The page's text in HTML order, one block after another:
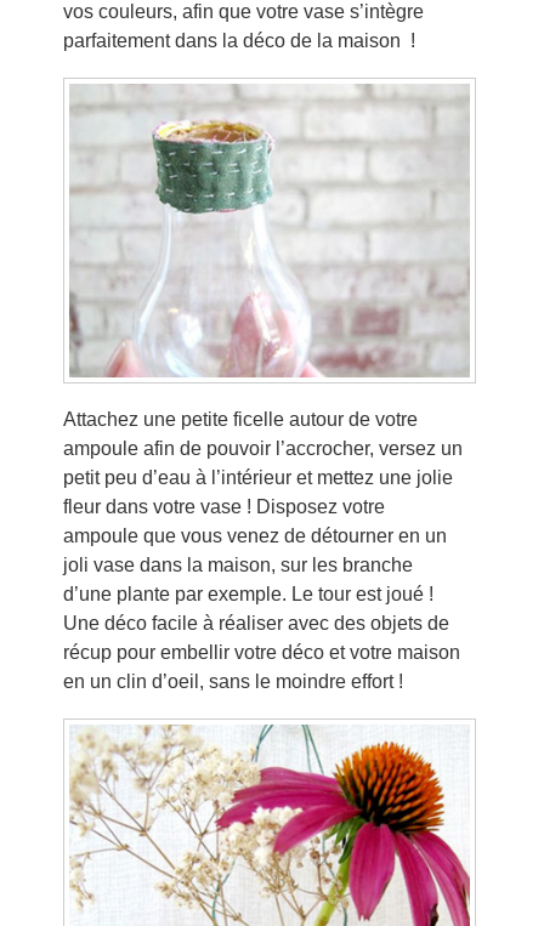
vos couleurs, afin que votre vase s’intègre
parfaitement dans la déco de la maison !
Attachez une petite ficelle autour de votre
ampoule afin de pouvoir l’accrocher, versez un
petit peu d’eau à l’intérieur et mettez une jolie
fleur dans votre vase ! Disposez votre
ampoule que vous venez de détourner en un
joli vase dans la maison, sur les branche
d’une plante par exemple. Le tour est joué !
Une déco facile à réaliser avec des objets de
récup pour embellir votre déco et votre maison
en un clin d’oeil, sans le moindre effort !